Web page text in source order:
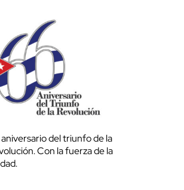
del triunfo de la
Con la fuerza de la